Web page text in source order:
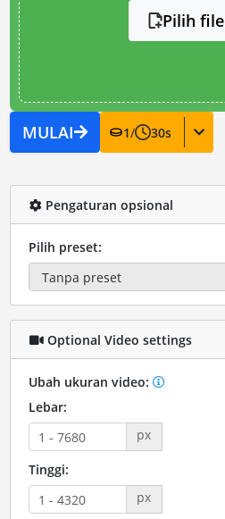
Pilih file
MULAI 1/ 30s
Pengaturan opsional
Pilih preset:
Optional Video settings
Ubah ukuran video:
Lebar:
px
Tinggi:
px